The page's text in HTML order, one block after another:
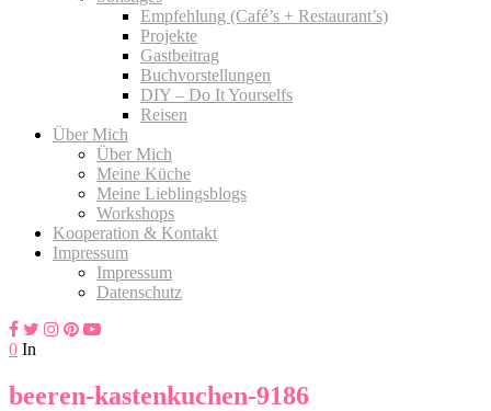
Empfehlung (Café’s + Restaurant’s)
Projekte
Gastbeitrag
Buchvorstellungen
DIY – Do It Yourselfs
Reisen
Über Mich
Über Mich
Meine Küche
Meine Lieblingsblogs
Workshops
Kooperation & Kontakt
Impressum
Impressum
Datenschutz
0 In
beeren-kastenkuchen-9186